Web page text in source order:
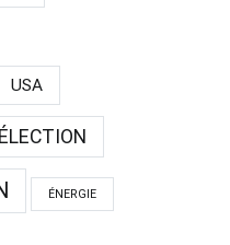
USA
ÉLECTION
ÉNERGIE